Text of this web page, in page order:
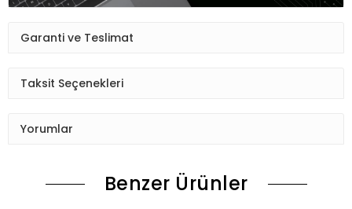
Garanti ve Teslimat
Taksit Seçenekleri
Yorumlar
Benzer Ürünler